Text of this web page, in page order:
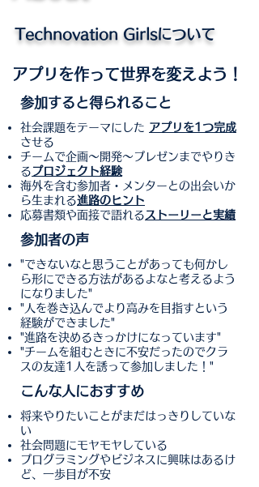
Technovation Girlsについて
アプリを作って世界を変えよう！
参加すると得られること
社会課題をテーマにした アプリを1つ完成
させる
チームで企画〜開発〜プレゼンまでやりき
る プロジェクト経験
海外を含む参加者・メンターとの出会いか
ら生まれる進路のヒント
応募書類や面接で語れる ストーリーと実績
参加者の声
"できないなと思うことがあっても何かし
ら形にできる方法があるよなと考えるよう
になりました"
"人を巻き込んでより高みを目指すという
経験ができました"
"進路を決めるきっかけになっています"
"チームを組むときに不安だったのでクラ
スの友達1人を誘って参加しました！"
こんな人におすすめ
将来やりたいことがまだはっきりしていな
い
社会問題にモヤモヤしている
プログラミングやビジネスに興味はあるけ
ど、一歩目が不安